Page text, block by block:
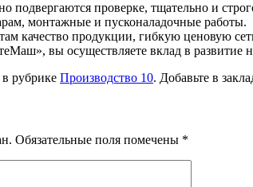
подвергаются проверке, тщательно и
монтажные и пусконаладочные работы.
качество продукции, гибкую ценовую
вы осуществляете вклад в развитие
в рубрике Производство 10. Добавьте в
Обязательные поля помечены *